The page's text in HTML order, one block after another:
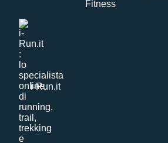
i-Run.it